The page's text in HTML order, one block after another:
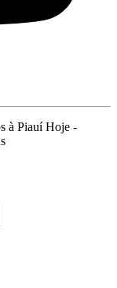
à Piauí Hoje -